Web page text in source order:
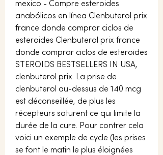
mexico - Compre esteroides
anabólicos en línea Clenbuterol prix
france donde comprar ciclos de
esteroides Clenbuterol prix france
donde comprar ciclos de esteroides
STEROIDS BESTSELLERS IN USA,
clenbuterol prix. La prise de
clenbuterol au-dessus de 140 mcg
est déconseillée, de plus les
récepteurs saturent ce qui limite la
durée de la cure. Pour contrer cela
voici un exemple de cycle (les prises
se font le matin le plus éloignées